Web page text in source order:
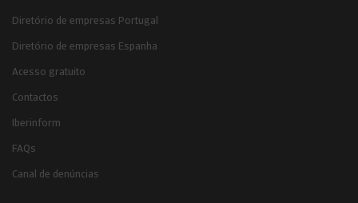
Diretório de empresas Portugal
Diretório de empresas Espanha
Acesso gratuito
Contactos
Iberinform
FAQs
Canal de denúncias